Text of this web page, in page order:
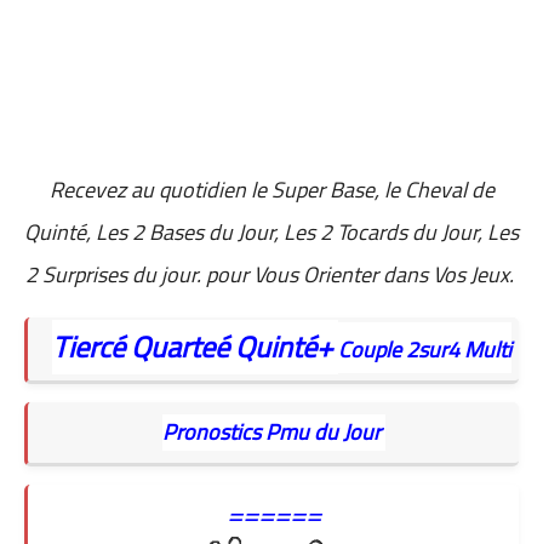
Recevez au quotidienle Super Base, le Cheval de
Quinté, Les 2 Bases du Jour, Les 2 Tocards du Jour, Les
2 Surprises du jour. pour Vous Orienter dans Vos Jeux.
TiercéQuarteéQuinté+Couple2sur4Multi
Pronostics Pmu du Jour
======